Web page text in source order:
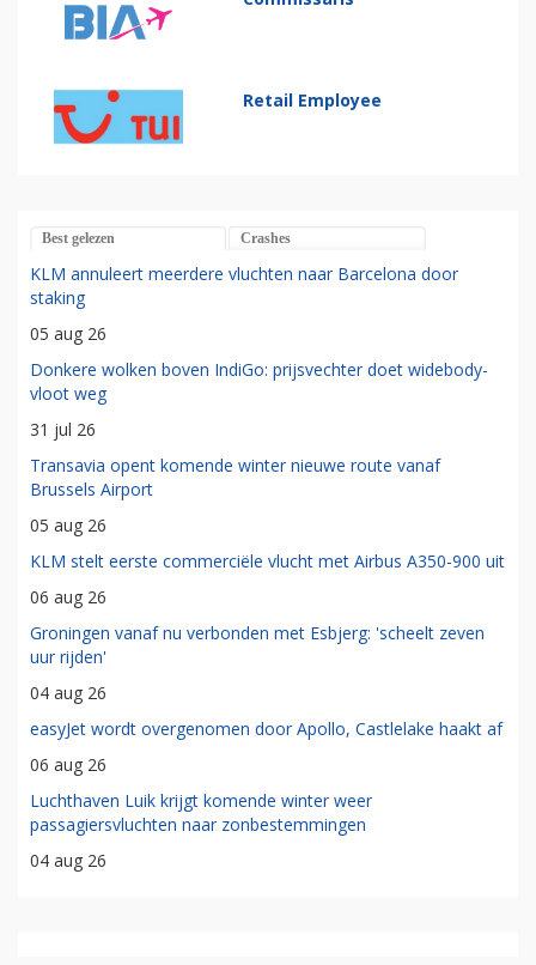
Retail Employee
Best gelezen Crashes
KLM annuleert meerdere vluchten naar Barcelona door
staking
05 aug 26
Donkere wolken boven IndiGo: prijsvechter doet widebody-
vloot weg
31 jul 26
Transavia opent komende winter nieuwe route vanaf
Brussels Airport
05 aug 26
KLM stelt eerste commerciële vlucht met Airbus A350-900 uit
06 aug 26
Groningen vanaf nu verbonden met Esbjerg: 'scheelt zeven
uur rijden'
04 aug 26
easyJet wordt overgenomen door Apollo, Castlelake haakt af
06 aug 26
Luchthaven Luik krijgt komende winter weer
passagiersvluchten naar zonbestemmingen
04 aug 26